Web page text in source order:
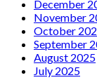
December
November
October
September
August 2025
July 2025